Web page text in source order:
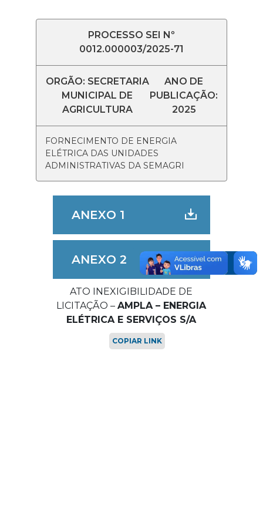
PROCESSO SEI Nº
0012.000003/2025-71
ORGÃO: SECRETARIA
MUNICIPAL DE
AGRICULTURA
ANO DE
PUBLICAÇÃO:
2025
FORNECIMENTO DE ENERGIA
ELÉTRICA DAS UNIDADES
ADMINISTRATIVAS DA SEMAGRI
ANEXO 1
ANEXO 2
ATO INEXIGIBILIDADE DE
LICITAÇÃO –AMPLA – ENERGIA
ELÉTRICA E SERVIÇOS S/A
COPIAR LINK